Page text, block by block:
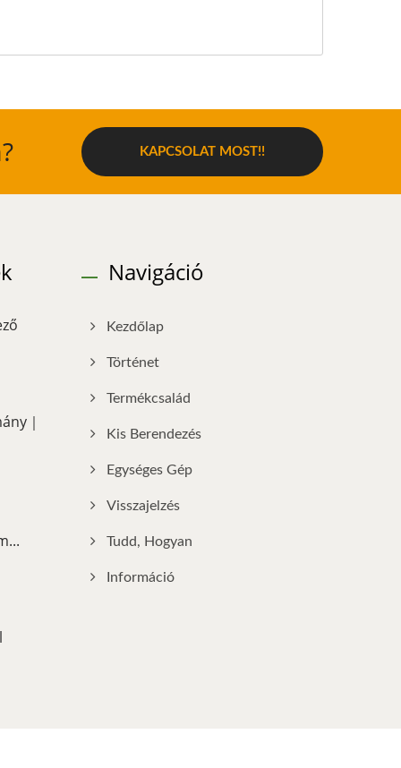
KAPCSOLAT MOST!!
｜
Navigáció
Kezdőlap
Történet
Termékcsalád
Kis Berendezés
Egységes Gép
Visszajelzés
Tudd, Hogyan
Információ